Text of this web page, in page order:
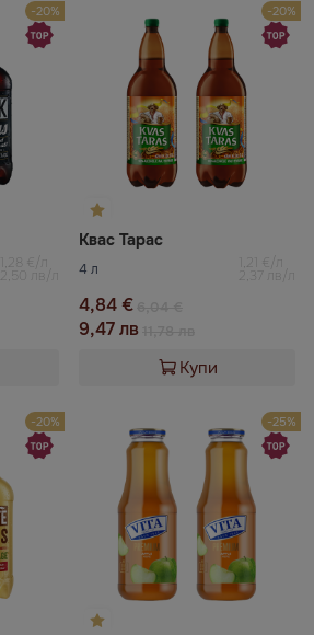
-20%
1,28 €/л
2,50 лв/л
-20%
Квас Тарас
4 л 1,21 €/л
2,37 лв/л
4,84 €
9,47 лв
Купи
-20% -25%